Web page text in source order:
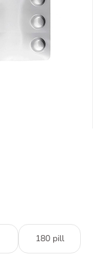
180 pill